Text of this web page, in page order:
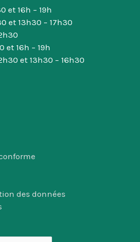
et 16h – 19h
et 13h30 – 17h30
et 16h – 19h
et 13h30 – 16h30
des données